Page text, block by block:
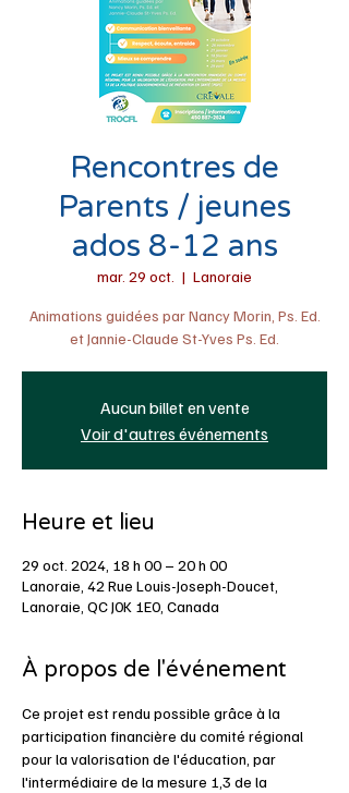
Rencontres de
Parents / jeunes
ados 8-12 ans
mar. 29 oct.
  |
Lanoraie
Animations guidées par Nancy Morin, Ps. Ed.
et Jannie-Claude St-Yves Ps. Ed.
Aucun billet en vente
Voir d'autres événements
Heure et lieu
29 oct. 2024, 18 h 00 – 20 h 00
Lanoraie, 42 Rue Louis-Joseph-Doucet,
Lanoraie, QC J0K 1E0, Canada
À propos de l'événement
Ce projet est rendu possible grâce à la
participation financière du comité régional
pour la valorisation de l'éducation, par
l'intermédiaire de la mesure 1,3 de la